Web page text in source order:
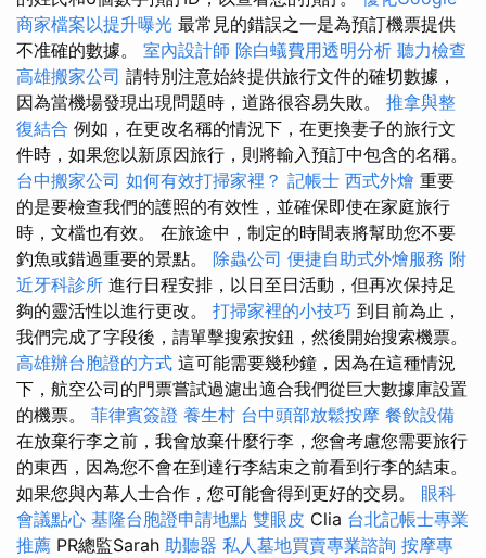
商家檔案以提升曝光 最常見的錯誤之一是為預訂機票提供
不准確的數據。 室內設計師 除白蟻費用透明分析 聽力檢查
高雄搬家公司 請特別注意始終提供旅行文件的確切數據，
因為當機場發現出現問題時，道路很容易失敗。 推拿與整
復結合 例如，在更改名稱的情況下，在更換妻子的旅行文
件時，如果您以新原因旅行，則將輸入預訂中包含的名稱。
台中搬家公司 如何有效打掃家裡？ 記帳士 西式外燴 重要
的是要檢查我們的護照的有效性，並確保即使在家庭旅行
時，文檔也有效。 在旅途中，制定的時間表將幫助您不要
釣魚或錯過重要的景點。 除蟲公司 便捷自助式外燴服務 附
近牙科診所 進行日程安排，以日至日活動，但再次保持足
夠的靈活性以進行更改。 打掃家裡的小技巧 到目前為止，
我們完成了字段後，請單擊搜索按鈕，然後開始搜索機票。
高雄辦台胞證的方式 這可能需要幾秒鐘，因為在這種情況
下，航空公司的門票嘗試過濾出適合我們從巨大數據庫設置
的機票。 菲律賓簽證 養生村 台中頭部放鬆按摩 餐飲設備
在放棄行李之前，我會放棄什麼行李，您會考慮您需要旅行
的東西，因為您不會在到達行李結束之前看到行李的結束。
如果您與內幕人士合作，您可能會得到更好的交易。 眼科
會議點心 基隆台胞證申請地點 雙眼皮 Clia 台北記帳士專業
推薦 PR總監Sarah 助聽器 私人墓地買賣專業諮詢 按摩專